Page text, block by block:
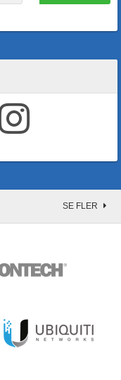
SE FLER